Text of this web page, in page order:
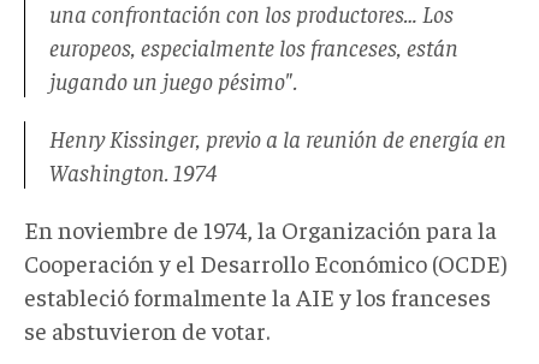
una confrontación con los productores…
Los
europeos, especialmente los franceses, están
jugando un juego pésimo".
Henry Kissinger, previo a la reunión de energía en
Washington. 1974
En noviembre de 1974, la Organización para la
Cooperación y el Desarrollo Económico (OCDE)
estableció formalmente la AIE y los franceses
se abstuvieron de votar.